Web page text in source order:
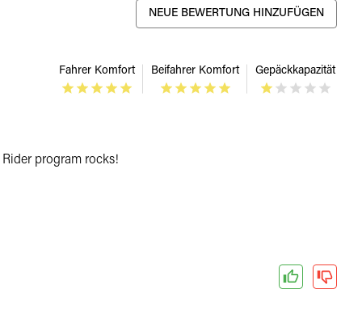
NEUE BEWERTUNG HINZUFÜGEN
Fahrer Komfort Beifahrer Komfort Gepäckkapazität
program rocks!